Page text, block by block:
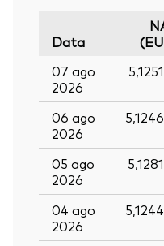
Data
07 ago
2026
06 ago
2026
05 ago
2026
04 ago
2026